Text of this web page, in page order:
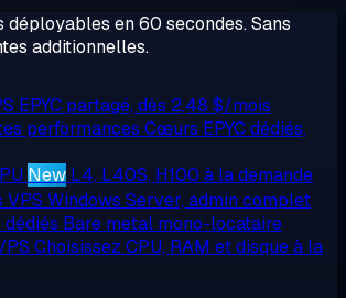
déployables en 60 secondes. Sans
additionnelles.
EPYC partagé, dès 2,48 $/mois
performances Cœurs EPYC dédiés,
New L4, L40S, H100 à la demande
VPS Windows Server, admin complet
Bare metal mono-locataire
Choisissez CPU, RAM et disque à la